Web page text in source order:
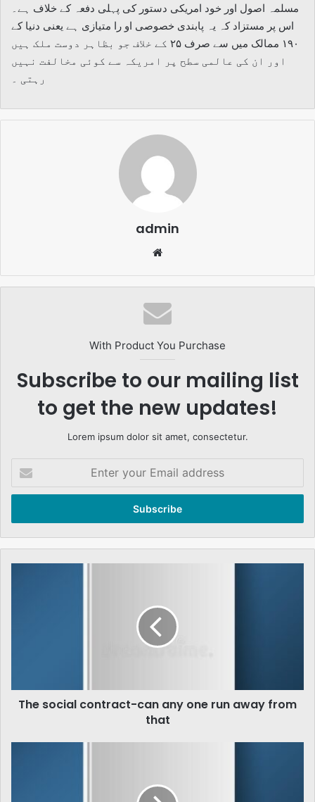
مسلمہ اصول اور خود امریکی دستور کی پہلی دفعہ کے خلاف ہے۔
اس پر مستزاد کہ یہ پابندی خصوصی او را متیازی ہے یعنی دنیا کے
۱۹۰ ممالک میں سے صرف ۲۵ کے خلاف جو بظاہر دوست ملک ہیں
اور ان کی عالمی سطح پر امریکہ سے کوئی مخالفت نہیں
رہتی ۔
admin
With Product You Purchase
Subscribe to our mailing list
to get the new updates!
Lorem ipsum dolor sit amet, consectetur.
your
Email
from
that
The social contract-can any one run away from
that